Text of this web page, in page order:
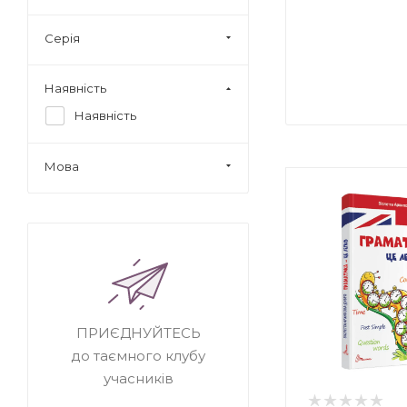
Серія
Наявність
Наявність
Мова
ПРИЄДНУЙТЕСЬ
до таємного клубу
учасників